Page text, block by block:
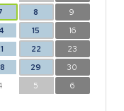
8
9
15
16
22
23
29
30
5 6